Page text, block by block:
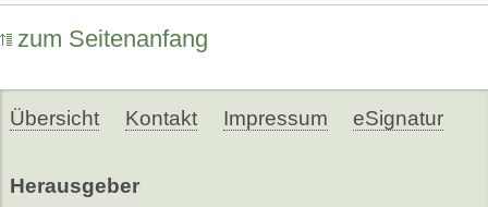
zum Seitenanfang
Übersicht Kontakt Impressum eSignatur
Herausgeber